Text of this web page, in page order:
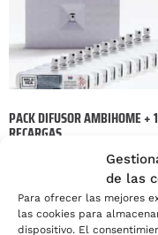
de las
Para ofrecer las mejores
las cookies para
dispositivo. El
PACK DIFUSOR AMBIHOME +
RECARGAS
€
Seleccionar opciones